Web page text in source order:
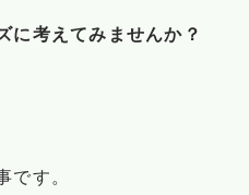
に考えてみませんか？
です。